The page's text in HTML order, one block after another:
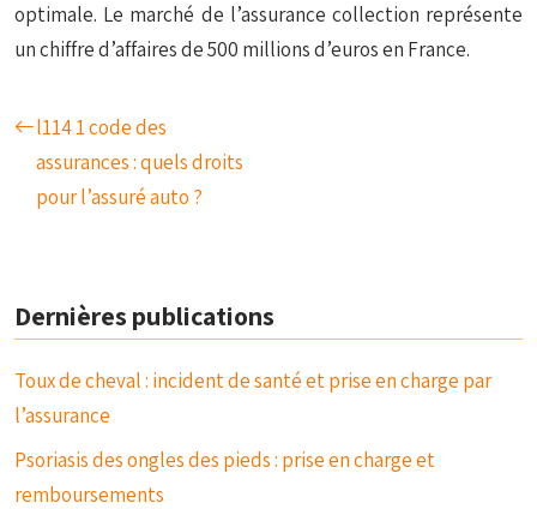
optimale. Le marché de l’assurance collection représente
un chiffre d’affaires de 500 millions d’euros en France.
l114 1 code des
assurances : quels droits
pour l’assuré auto ?
Dernières publications
Toux de cheval : incident de santé et prise en charge par
l’assurance
Psoriasis des ongles des pieds : prise en charge et
remboursements